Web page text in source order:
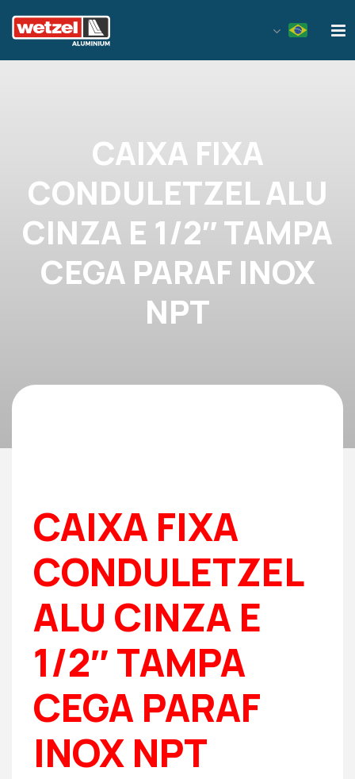
CAIXA FIXA
CONDULETZEL ALU
CINZA E 1/2″ TAMPA
CEGA PARAF INOX
NPT
CAIXA FIXA
CONDULETZEL
ALU CINZA E
1/2″ TAMPA
CEGA PARAF
INOX NPT